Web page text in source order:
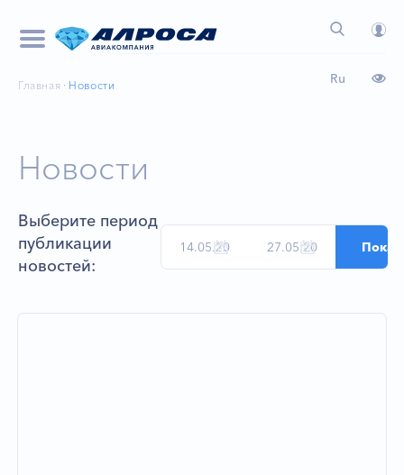
Ru
Главная Новости
Новости
Выберите период
публикации
новостей: